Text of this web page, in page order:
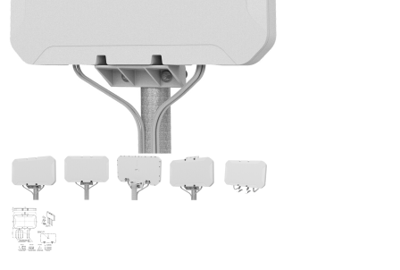
CompleTech
Contemporary Controls
Elsys
Enginko - mcf88
Fokus Technologies
Gefen